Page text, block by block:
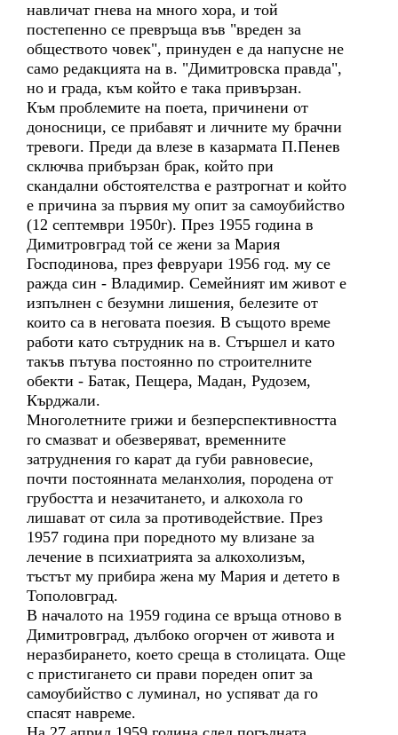
навличат гнева на много хора, и той
постепенно се превръща във "вреден за
обществото човек", принуден е да напусне не
само редакцията на в. "Димитровска правда",
но и града, към който е така привързан.
Към проблемите на поета, причинени от
доносници, се прибавят и личните му брачни
тревоги. Преди да влезе в казармата П.Пенев
сключва прибързан брак, който при
скандални обстоятелства е разтрогнат и който
е причина за първия му опит за самоубийство
(12 септември 1950г). През 1955 година в
Димитровград той се жени за Мария
Господинова, през февруари 1956 год. му се
ражда син - Владимир. Семейният им живот е
изпълнен с безумни лишения, белезите от
които са в неговата поезия. В същото време
работи като сътрудник на в. Стършел и като
такъв пътува постоянно по строителните
обекти - Батак, Пещера, Мадан, Рудозем,
Кърджали.
Многолетните грижи и безперспективността
го смазват и обезверяват, временните
затруднения го карат да губи равновесие,
почти постоянната меланхолия, породена от
грубостта и незачитането, и алкохола го
лишават от сила за противодействие. През
1957 година при поредното му влизане за
лечение в психиатрията за алкохолизъм,
тъстът му прибира жена му Мария и детето в
Тополовград.
В началото на 1959 година се връща отново в
Димитровград, дълбоко огорчен от живота и
неразбирането, което среща в столицата. Още
с пристигането си прави пореден опит за
самоубийство с луминал, но успяват да го
спасят навреме.